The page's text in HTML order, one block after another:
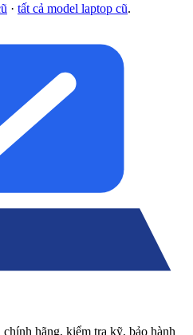
· tất cả model laptop cũ.
hãng, kiểm tra kỹ, bảo hành